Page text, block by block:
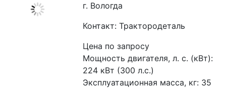
г. Вологда
Контакт: Трактородеталь
Цена по запросу
Мощность двигателя, л. с. (кВт):
224 кВт (300 л.с.)
Эксплуатационная масса, кг: 35